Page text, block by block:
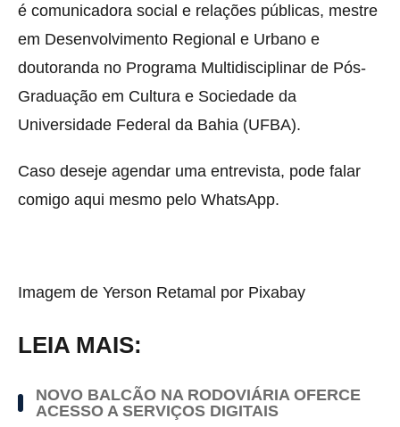
é comunicadora social e relações públicas, mestre
em Desenvolvimento Regional e Urbano e
doutoranda no Programa Multidisciplinar de Pós-
Graduação em Cultura e Sociedade da
Universidade Federal da Bahia (UFBA).
Caso deseje agendar uma entrevista, pode falar
comigo aqui mesmo pelo WhatsApp.
Imagem de Yerson Retamal por Pixabay
LEIA MAIS:
NOVO BALCÃO NA RODOVIÁRIA OFERCE
ACESSO A SERVIÇOS DIGITAIS